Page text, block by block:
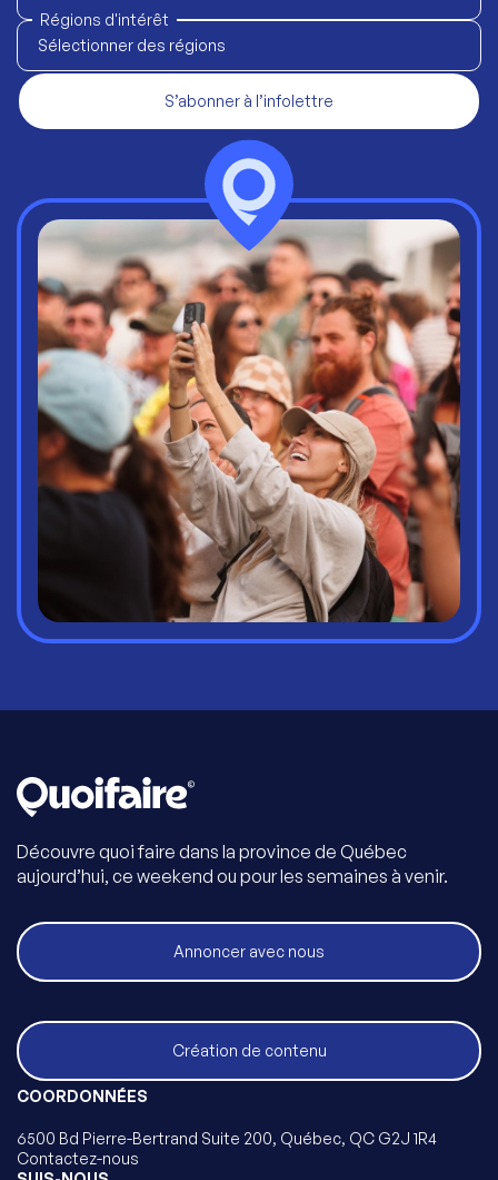
Régions d'intérêt
Sélectionner des régions
S’abonner à l’infolettre
Découvre quoi faire dans la province de Québec
aujourd’hui, ce weekend ou pour les semaines à venir.
Annoncer avec nous
Création de contenu
COORDONNÉES
6500 Bd Pierre-Bertrand Suite 200, Québec, QC G2J 1R4
Contactez-nous